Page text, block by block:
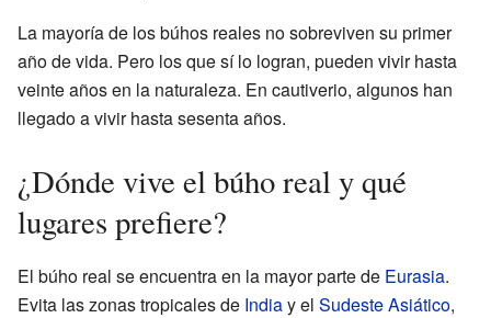
La mayoría de los búhos reales no sobreviven su primer
año de vida. Pero los que sí lo logran, pueden vivir hasta
veinte años en la naturaleza. En cautiverio, algunos han
llegado a vivir hasta sesenta años.
¿Dónde vive el búho real y qué
lugares prefiere?
El búho real se encuentra en la mayor parte de Eurasia.
Evita las zonas tropicales de Indiay el Sudeste Asiático,